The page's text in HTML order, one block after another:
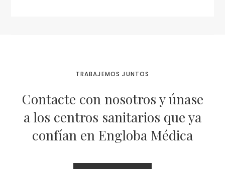
TRABAJEMOS JUNTOS
Contacte con nosotros y únase
a los centros sanitarios que ya
confían en Engloba Médica